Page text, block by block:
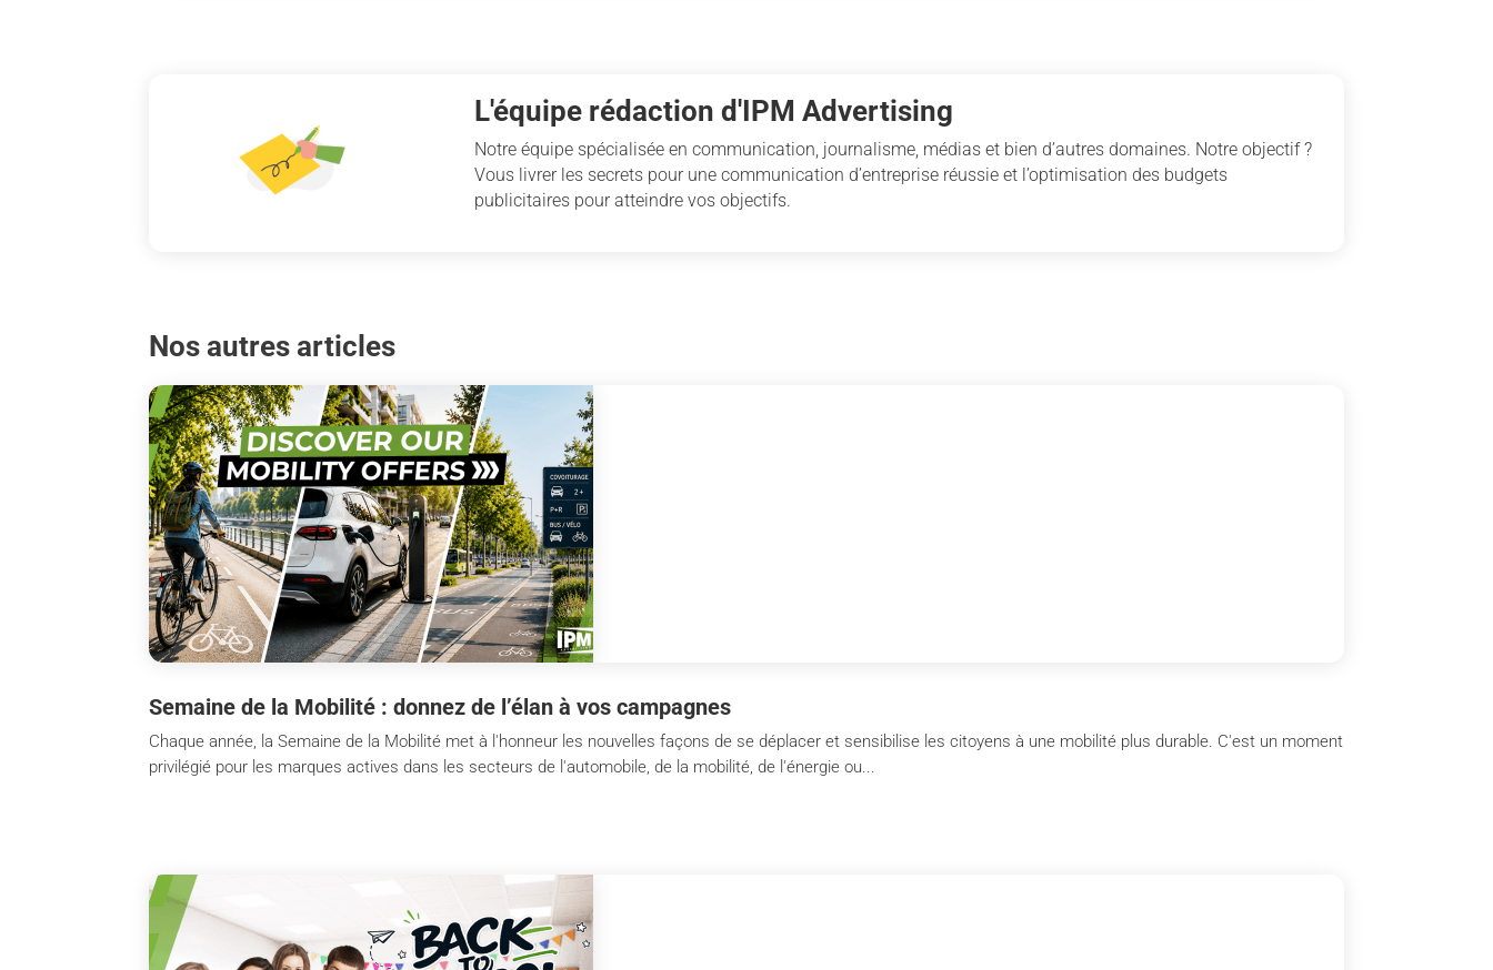
L'équipe rédaction d'IPM Advertising
Notre équipe spécialisée en communication, journalisme, médias et bien d’autres domaines. Notre objectif ?
Vous livrer les secrets pour une communication d’entreprise réussie et l’optimisation des budgets
publicitaires pour atteindre vos objectifs.
Nos autres articles
Semaine de la Mobilité : donnez de l’élan à vos campagnes
Chaque année, la Semaine de la Mobilité met à l'honneur les nouvelles façons de se déplacer et sensibilise les citoyens à une mobilité plus durable. C'est un moment
privilégié pour les marques actives dans les secteurs de l'automobile, de la mobilité, de l'énergie ou...